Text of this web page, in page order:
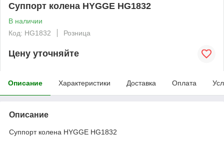
Суппорт колена HYGGE HG1832
В наличии
Код: HG1832
Розница
Цену уточняйте
Описание Характеристики Доставка Оплата
Описание
Суппорт колена HYGGE HG1832